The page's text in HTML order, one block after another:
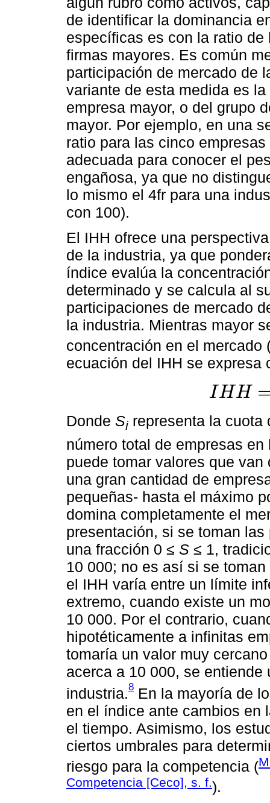
de identificar la dominancia
específicas es con la ratio
firmas mayores. Es común
participación de mercado de
variante de esta medida es
empresa mayor, o del grupo
mayor. Por ejemplo, en una
ratio para las cinco
adecuada para conocer el
engañosa, ya que no
lo mismo el 4fr para una
con 100).
El IHH ofrece una
de la in­dustria, ya que
índice evalúa la
determinado y se calcula al
participaciones de mercado
la industria. Mientras mayor
concentración en el mercado
ecuación del IHH se expresa
IHH
IH H=∑ =1n 2
Donde Si representa la
número total de empresas en
puede tomar valores que
una gran cantidad de
pequeñas- hasta el máximo
domina completamente el
presentación, si se toman
una fracción 0 ≤ S ≤ 1,
10 000; no es así si se
el IHH varía entre un límite
extremo, cuando existe un
10 000. Por el contrario,
hipotéticamente a infinitas
tomaría un valor muy
acerca a 10 000, se
industria.8 En la mayoría de
en el índice ante cambios en
el tiempo. Asimismo, los
ciertos umbrales para
riesgo para la competencia (
Competencia [Ceco], s. f.).